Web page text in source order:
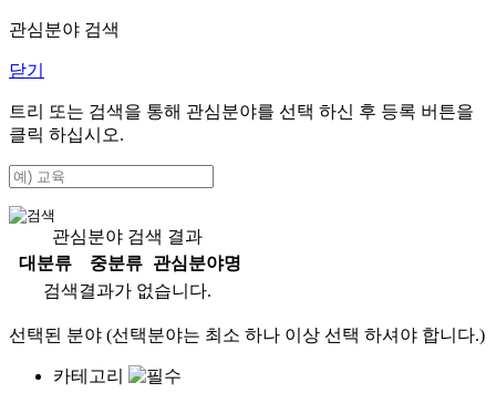
관심분야 검색
닫기
트리 또는 검색을 통해 관심분야를 선택 하신 후 등록 버튼을
클릭 하십시오.
관심분야 검색 결과
대분류
중분류
관심분야명
검색결과가 없습니다.
선택된 분야 (선택분야는 최소 하나 이상 선택 하셔야 합니다.)
카테고리